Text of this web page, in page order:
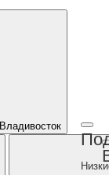
Владивосток